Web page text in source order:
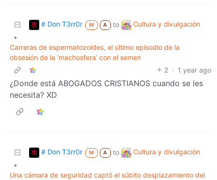
# Don T3rr0r M A to
Cultura y divulgación
•
Carreras de espermatozoides, el último episodio de la
obsesión de la ‘machosfera’ con el semen
2 · 1 year ago
¿Donde está ABOGADOS CRISTIANOS cuando se les
necesita? XD
# Don T3rr0r M A to
Cultura y divulgación
•
Una cámara de seguridad captó el súbito desplazamiento del